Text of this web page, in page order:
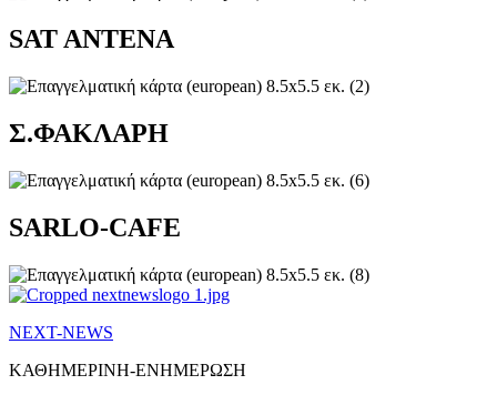
SAT ANTENA
Σ.ΦΑΚΛΑΡΗ
SARLO-CAFE
NEXT-NEWS
ΚΑΘΗΜΕΡΙΝΗ-ΕΝΗΜΕΡΩΣΗ